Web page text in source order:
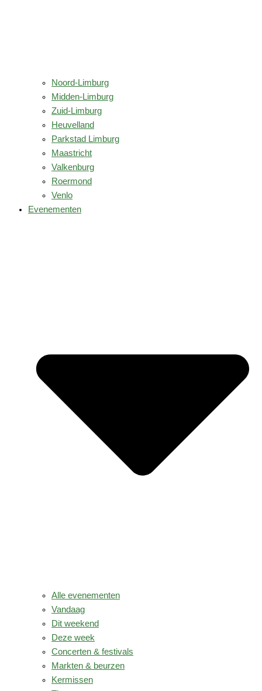
Noord-Limburg
Midden-Limburg
Zuid-Limburg
Heuvelland
Parkstad Limburg
Maastricht
Valkenburg
Roermond
Venlo
Evenementen
Alle evenementen
Vandaag
Dit weekend
Deze week
Concerten & festivals
Markten & beurzen
Kermissen